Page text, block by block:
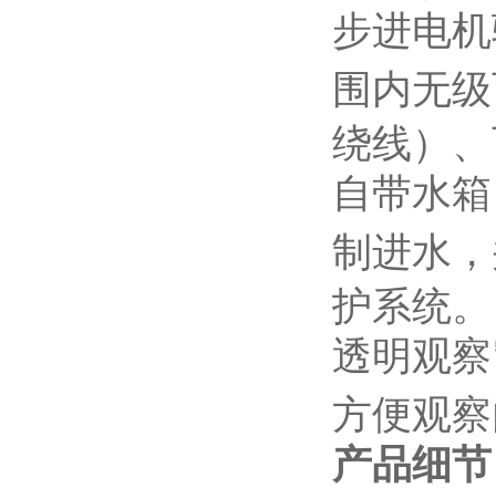
步进电
围内无
绕线）
自带水
制进水
护系统。
透明观
方便观
产品细节